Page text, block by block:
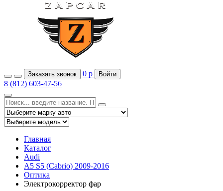
Заказать звонок 0 р Войти
8 (812) 603-47-56
Главная
Каталог
Audi
A5 S5 (Cabrio) 2009-2016
Оптика
Электрокорректор фар